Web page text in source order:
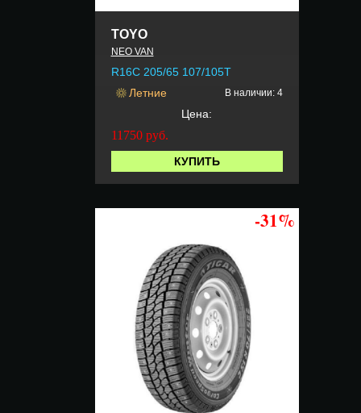
TOYO
NEO VAN
R16C 205/65 107/105T
Летние
В наличии: 4
Цена:
11750 руб.
КУПИТЬ
-31%